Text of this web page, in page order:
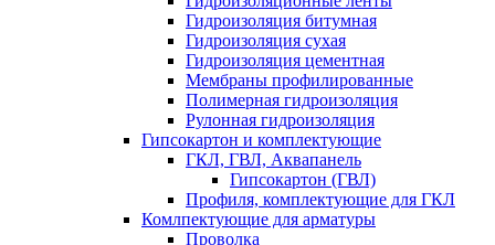
Гидроизоляция битумная
Гидроизоляция сухая
Гидроизоляция цементная
Мембраны профилированные
Полимерная гидроизоляция
Рулонная гидроизоляция
Гипсокартон и комплектующие
ГКЛ, ГВЛ, Аквапанель
Гипсокартон (ГВЛ)
Профиля, комплектующие для ГКЛ
Комлпектующие для арматуры
Проволка